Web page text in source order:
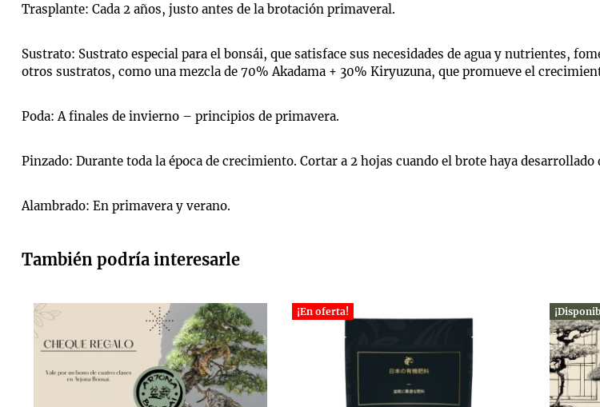
Trasplante: Cada 2 años, justo antes de la brotación primaveral.
Sustrato: Sustrato especial para el bonsái, que satisface sus necesidades de agua y nutrientes,
otros sustratos, como una mezcla de 70% Akadama + 30% Kiryuzuna, que promueve el
Poda: A finales de invierno – principios de primavera.
Pinzado: Durante toda la época de crecimiento. Cortar a 2 hojas cuando el brote haya desarrollado
Alambrado: En primavera y verano.
También podría interesarle
¡En oferta!